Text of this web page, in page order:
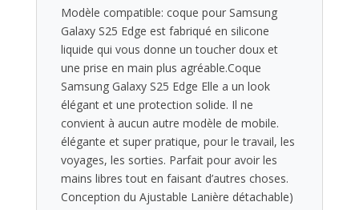
Modèle compatible: coque pour Samsung
Galaxy S25 Edge est fabriqué en silicone
liquide qui vous donne un toucher doux et
une prise en main plus agréable.Coque
Samsung Galaxy S25 Edge Elle a un look
élégant et une protection solide. Il ne
convient à aucun autre modèle de mobile.
élégante et super pratique, pour le travail, les
voyages, les sorties. Parfait pour avoir les
mains libres tout en faisant d’autres choses.
Conception du Ajustable Lanière détachable)